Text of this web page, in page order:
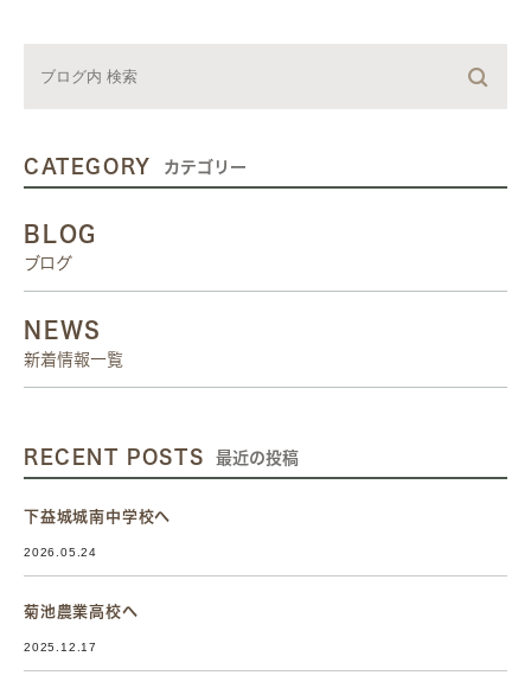
CATEGORY カテゴリー
BLOG
ブログ
NEWS
新着情報一覧
RECENT POSTS 最近の投稿
下益城城南中学校へ
2026.05.24
菊池農業高校へ
2025.12.17